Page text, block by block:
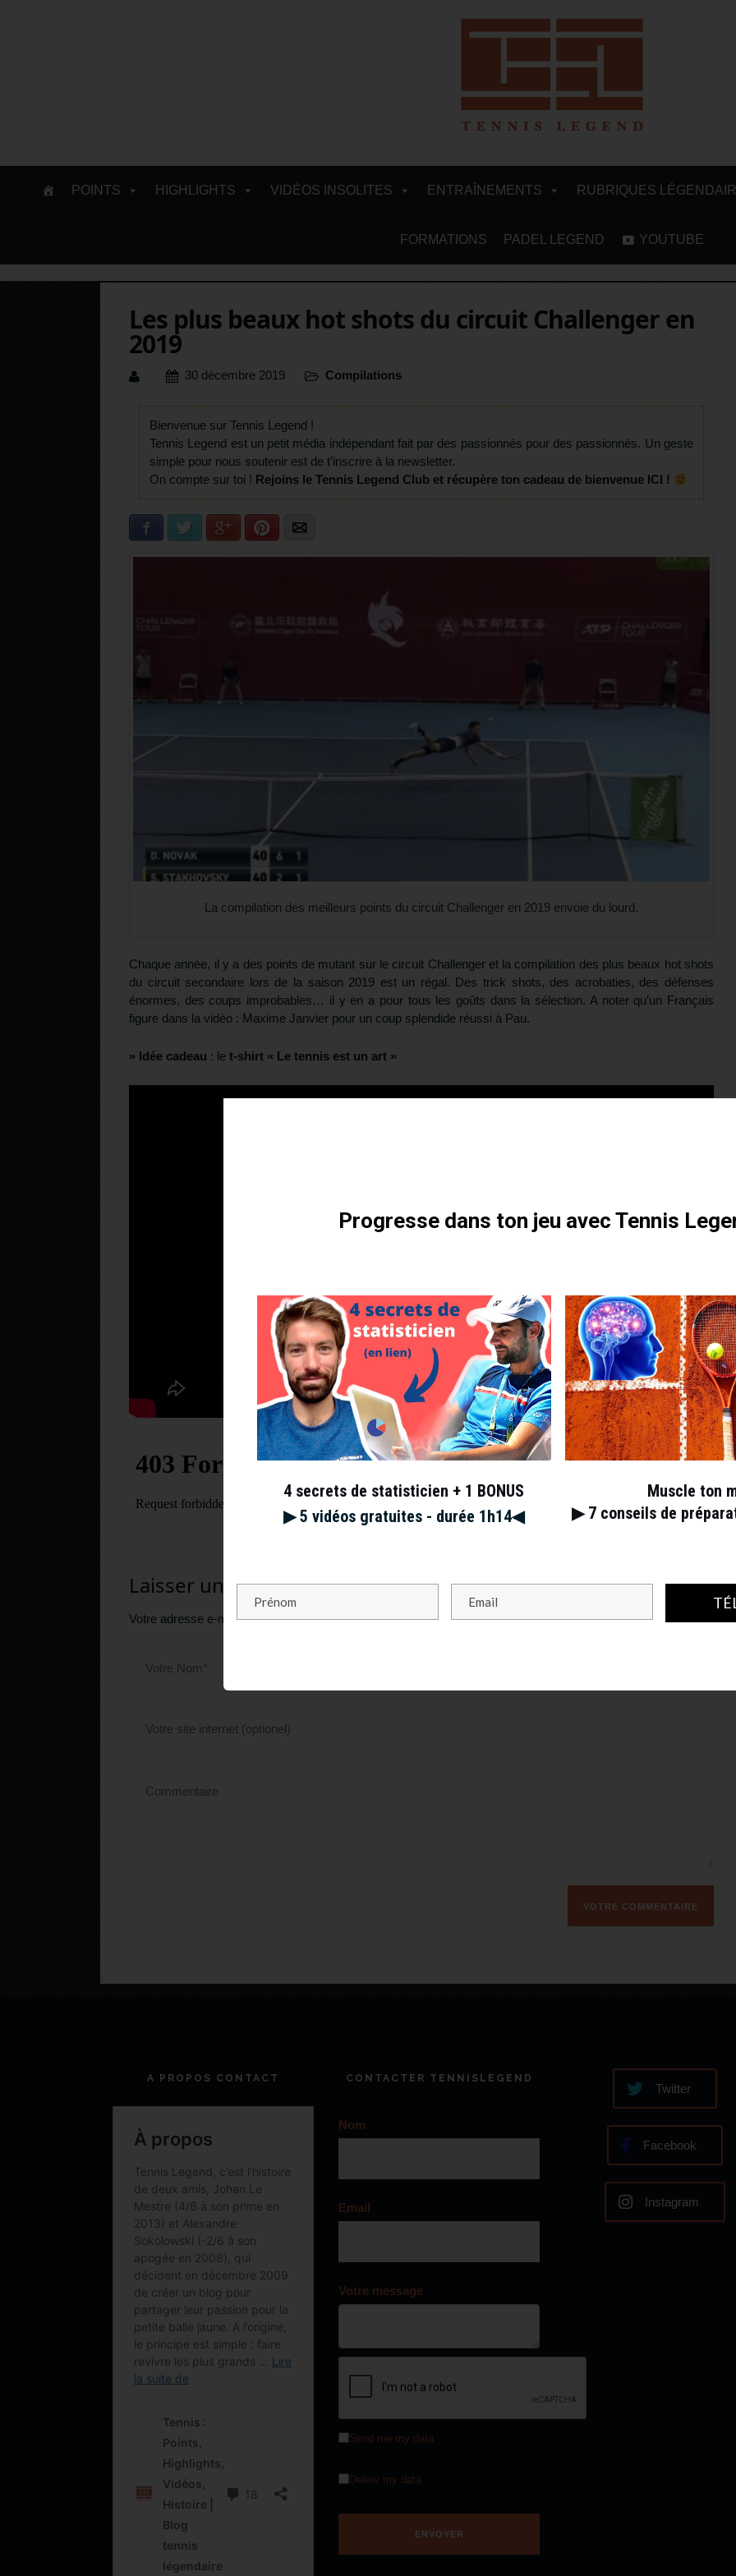
POINTS HIGHLIGHTS VIDÉOS INSOLITES ENTRAÎNEMENTS RUBRIQUES
FORMATIONS PADEL LEGEND YOUTUBE
Les plus beaux hot shots du circuit Challenger en
2019
30 décembre 2019 Compilations
Bienvenue sur Tennis Legend !
Tennis Legend est un petit média indépendant fait par des passionnés pour des passionnés. Un geste
simple pour nous soutenir est de t’inscrire à la newsletter.
On compte sur toi ! Rejoins le Tennis Legend Club et récupère ton cadeau de bienvenue ICI !
Facebook Twitter Google+ Pinterest
La compilation des meilleurs points du circuit Challenger en 2019 envoie du lourd.
Chaque année, il y a des points de mutant sur le circuit Challenger et la compilation des plus beaux hot shots
du circuit secondaire lors de la saison 2019 est un régal. Des trick shots, des acrobaties, des défenses
énormes, des coups improbables… il y en a pour tous les goûts dans la sélection. A noter qu’un Français
figure dans la vidéo : Maxime Janvier pour un coup splendide réussi à Pau.
» Idée cadeau : le t-shirt « Le tennis est un art »
Laisser un commentaire
Votre adresse e-mail ne sera pas publiée. Les champs obligatoires sont indiqués avec*
A PROPOS CONTACT CONTACTER TENNISLEGEND
Nom
Email
Votre message
Send me my data
Delete my data
Twitter
Facebook
Instagram
Progresse dans ton jeu avec Tennis
4 secrets de statisticien + 1 BONUS
▶︎ 5 vidéos gratuites - durée 1h14◀︎
Muscle ton
▶︎ 7 conseils de